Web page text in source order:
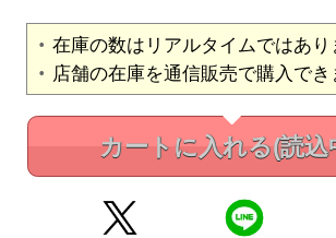
在庫の数はリアルタイムではあり
店舗の在庫を通信販売で購入でき
カートに入れる(読込